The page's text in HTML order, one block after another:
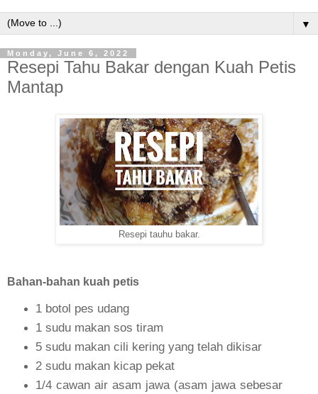
▼
Monday, June 6, 2022
Resepi Tahu Bakar dengan Kuah Petis
Mantap
Resepi tauhu bakar.
Bahan-bahan kuah petis
1 botol pes udang
1 sudu makan sos tiram
5 sudu makan cili kering yang telah dikisar
2 sudu makan kicap pekat
1/4 cawan air asam jawa (asam jawa sebesar